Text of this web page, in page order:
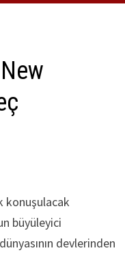
konuşulacak
büyüleyici
devlerinden